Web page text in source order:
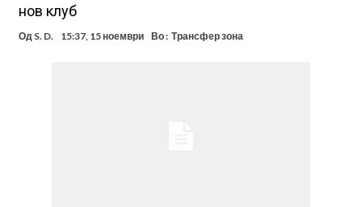
нов клуб
Од S. D. 15:37, 15 ноември Во : Трансфер зона